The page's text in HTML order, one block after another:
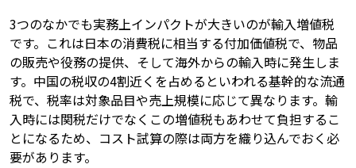
3つのなかでも実務上インパクトが大きいのが輸入増値税
です。これは日本の消費税に相当する付加価値税で、物品
の販売や役務の提供、そして海外からの輸入時に発生しま
す。中国の税収の4割近くを占めるといわれる基幹的な流通
税で、税率は対象品目や売上規模に応じて異なります。輸
入時には関税だけでなくこの増値税もあわせて負担するこ
とになるため、コスト試算の際は両方を織り込んでおく必
要があります。